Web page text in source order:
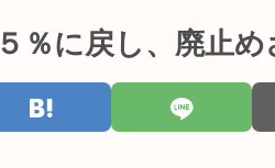
国AI
％に戻し、廃止め